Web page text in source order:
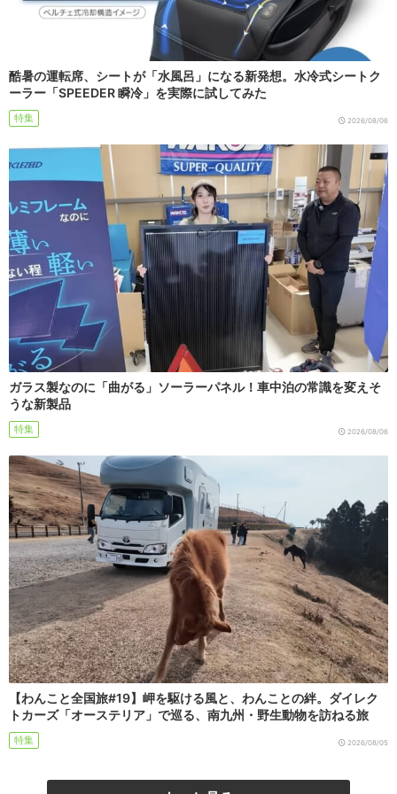
酷暑の運転席、シートが「水風呂」になる新発想。水冷式シートク
ーラー「SPEEDER 瞬冷」を実際に試してみた
特集 2026/08/06
ガラス製なのに「曲がる」ソーラーパネル！車中泊の常識を変えそ
うな新製品
特集 2026/08/06
【わんこと全国旅#19】岬を駆ける風と、わんことの絆。ダイレク
トカーズ「オーステリア」で巡る、南九州・野生動物を訪ねる旅
特集 2026/08/05